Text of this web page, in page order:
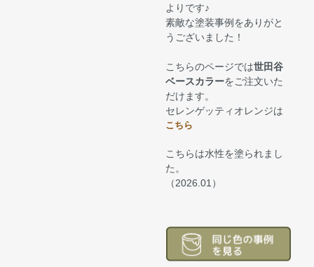
よりです♪
素敵な塗装事例をありがと
うございました！
こちらのページでは世田谷
ベースカラーをご注文いた
だけます。
セレンゲッティオレンジは
こちら
こちらは水性を塗られまし
た。
（2026.01）